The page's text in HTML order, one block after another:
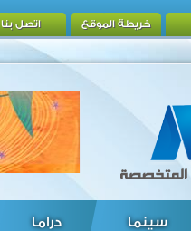
خريطة الموقع اتصل بنا
سينما دراما